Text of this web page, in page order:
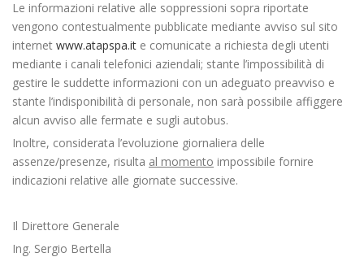
Le informazioni relative alle soppressioni sopra riportate
vengono contestualmente pubblicate mediante avviso sul sito
internet www.atapspa.it e comunicate a richiesta degli utenti
mediante i canali telefonici aziendali; stante l’impossibilità di
gestire le suddette informazioni con un adeguato preavviso e
stante l’indisponibilità di personale, non sarà possibile affiggere
alcun avviso alle fermate e sugli autobus.
Inoltre, considerata l’evoluzione giornaliera delle
assenze/presenze, risulta al momento impossibile fornire
indicazioni relative alle giornate successive.
Il Direttore Generale
Ing. Sergio Bertella